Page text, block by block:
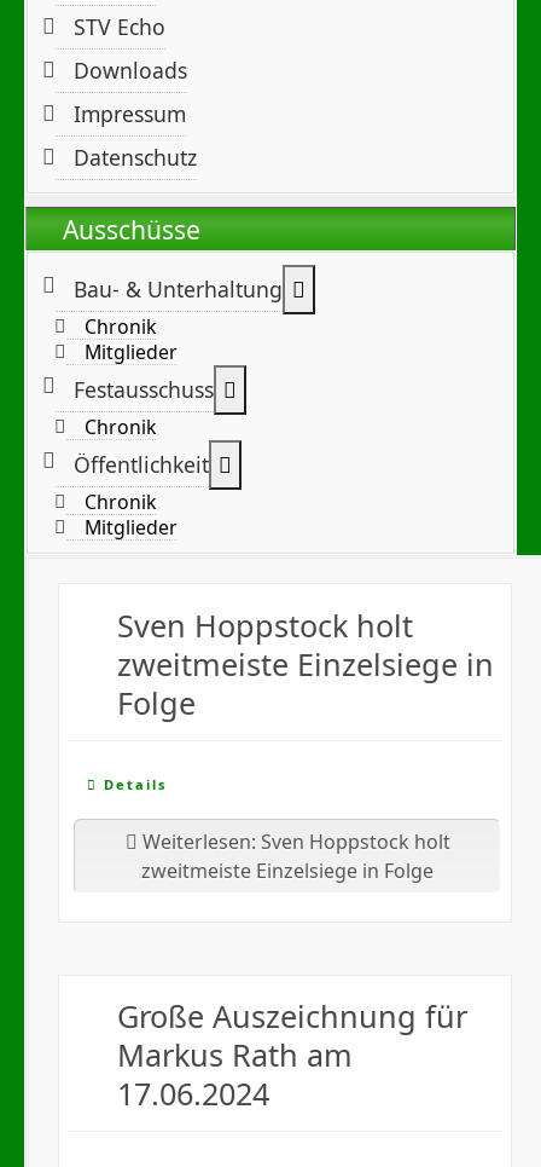
STV Echo
Downloads
Impressum
Datenschutz
Ausschüsse
Bau- & Unterhaltung
Chronik
Mitglieder
Festausschuss
Chronik
Öffentlichkeit
Chronik
Mitglieder
Sven Hoppstock holt
zweitmeiste Einzelsiege in
Folge
Details
Weiterlesen: Sven Hoppstock holt
zweitmeiste Einzelsiege in Folge
Große Auszeichnung für
Markus Rath am
17.06.2024